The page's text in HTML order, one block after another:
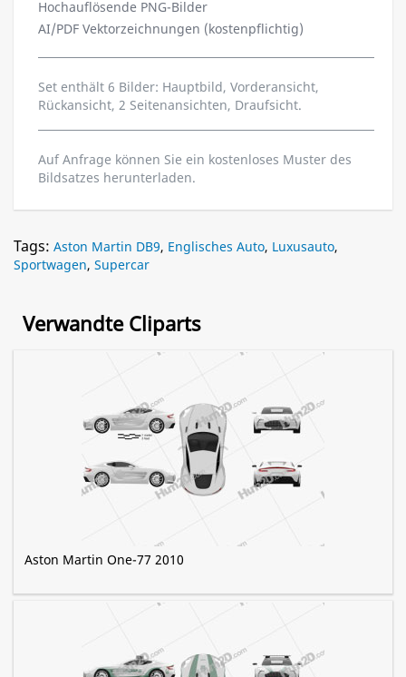
Hochauflösende PNG-Bilder
AI/PDF Vektorzeichnungen (kostenpflichtig)
Set enthält 6 Bilder: Hauptbild, Vorderansicht,
Rückansicht, 2 Seitenansichten, Draufsicht.
Auf Anfrage können Sie ein kostenloses Muster des
Bildsatzes herunterladen.
Tags: Aston Martin DB9, Englisches Auto, Luxusauto,
Sportwagen, Supercar
Verwandte Cliparts
Aston Martin One-77 2010